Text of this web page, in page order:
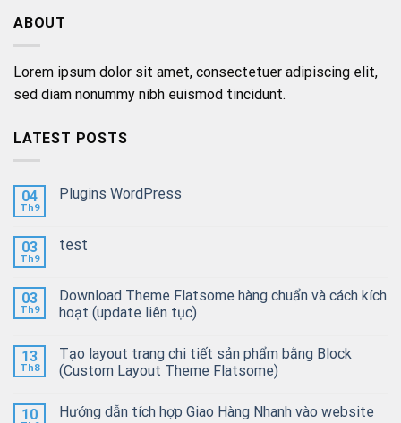
ABOUT
Lorem ipsum dolor sit amet, consectetuer adipiscing elit,
sed diam nonummy nibh euismod tincidunt.
LATEST POSTS
04
Th9
Plugins WordPress
03
Th9
test
03
Th9
Download Theme Flatsome hàng chuẩn và cách kích
hoạt (update liên tục)
13
Th8
Tạo layout trang chi tiết sản phẩm bằng Block
(Custom Layout Theme Flatsome)
10
Hướng dẫn tích hợp Giao Hàng Nhanh vào website